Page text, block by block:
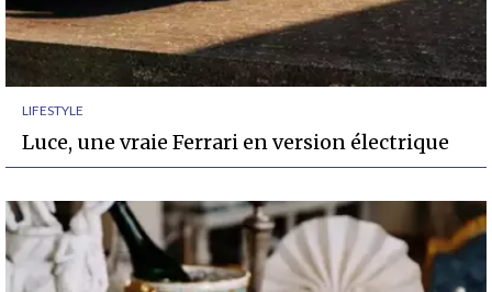
LIFESTYLE
Luce, une vraie Ferrari en version électrique